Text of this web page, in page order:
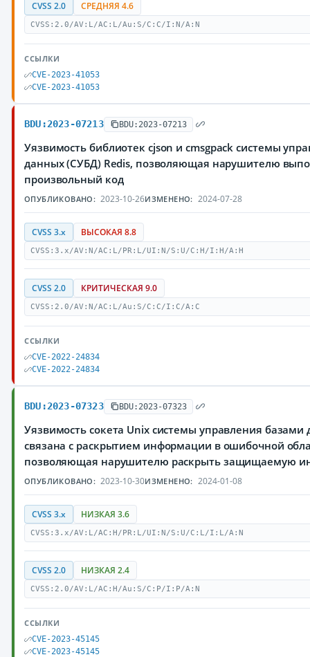
CVSS 2.0 СРЕДНЯЯ 4.6
CVSS:2.0/AV:L/AC:L/Au:S/C:C/I:N/A:N
ССЫЛКИ
CVE-2023-41053
CVE-2023-41053
BDU:2023-07213 BDU:2023-07213
Уязвимость библиотек cjson и cmsgpack системы
данных (СУБД) Redis, позволяющая нарушителю
произвольный код
ОПУБЛИКОВАНО: 2023-10-26ИЗМЕНЕНО: 2024-07-28
CVSS 3.x ВЫСОКАЯ 8.8
CVSS:3.x/AV:N/AC:L/PR:L/UI:N/S:U/C:H/I:H/A:H
CVSS 2.0 КРИТИЧЕСКАЯ 9.0
CVSS:2.0/AV:N/AC:L/Au:S/C:C/I:C/A:C
ССЫЛКИ
CVE-2022-24834
CVE-2022-24834
BDU:2023-07323 BDU:2023-07323
Уязвимость сокета Unix системы управления базами
связана с раскрытием информации в ошибочной
позволяющая нарушителю раскрыть защищаемую
ОПУБЛИКОВАНО: 2023-10-30ИЗМЕНЕНО: 2024-01-08
CVSS 3.x НИЗКАЯ 3.6
CVSS:3.x/AV:L/AC:H/PR:L/UI:N/S:U/C:L/I:L/A:N
CVSS 2.0 НИЗКАЯ 2.4
CVSS:2.0/AV:L/AC:H/Au:S/C:P/I:P/A:N
ССЫЛКИ
CVE-2023-45145
CVE-2023-45145